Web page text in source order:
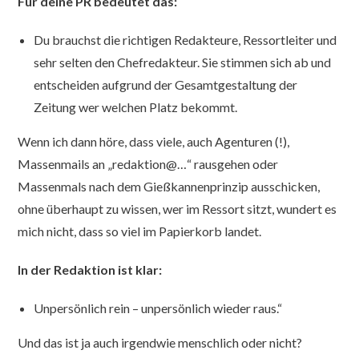
Du brauchst die richtigen Redakteure, Ressortleiter und
sehr selten den Chefredakteur. Sie stimmen sich ab und
entscheiden aufgrund der Gesamtgestaltung der
Zeitung wer welchen Platz bekommt.
Wenn ich dann höre, dass viele, auch Agenturen (!),
Massenmails an „redaktion@…“ rausgehen oder
Massenmals nach dem Gießkannenprinzip ausschicken,
ohne überhaupt zu wissen, wer im Ressort sitzt, wundert es
mich nicht, dass so viel im Papierkorb landet.
In der Redaktion ist klar:
Unpersönlich rein – unpersönlich wieder raus.“
Und das ist ja auch irgendwie menschlich oder nicht?